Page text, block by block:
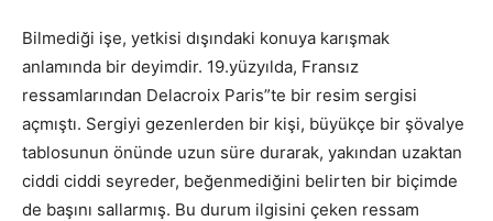
Bilmediği işe, yetkisi dışındaki konuya karışmak
anlamında bir deyimdir. 19.yüzyılda, Fransız
ressamlarından Delacroix Paris”te bir resim sergisi
açmıştı. Sergiyi gezenlerden bir kişi, büyükçe bir şövalye
tablosunun önünde uzun süre durarak, yakından uzaktan
ciddi ciddi seyreder, beğenmediğini belirten bir biçimde
de başını sallarmış. Bu durum ilgisini çeken ressam